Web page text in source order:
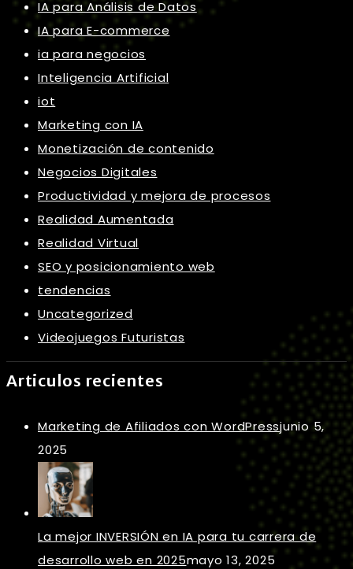
IA para Análisis de Datos
IA para E-commerce
ia para negocios
Inteligencia Artificial
iot
Marketing con IA
Monetización de contenido
Negocios Digitales
Productividad y mejora de procesos
Realidad Aumentada
Realidad Virtual
SEO y posicionamiento web
tendencias
Uncategorized
Videojuegos Futuristas
Articulos recientes
Marketing de Afiliados con WordPressjunio 5,
2025
La mejor INVERSIÓN en IA para tu carrera de
desarrollo web en 2025mayo 13, 2025